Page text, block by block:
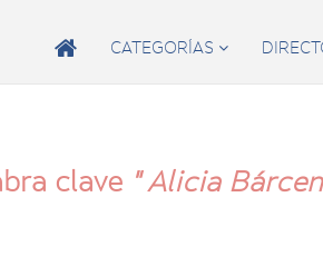
 CATEGORÍAS 
clave " Alicia